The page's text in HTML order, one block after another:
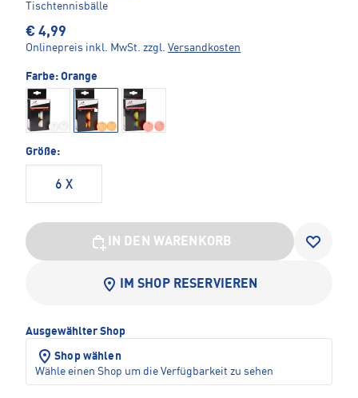
Tischtennisbälle
€ 4,99
Onlinepreis inkl. MwSt. zzgl. Versandkosten
Farbe: Orange
Größe:
6 X
IN DEN WARENKORB
IM SHOP RESERVIEREN
Ausgewählter Shop
Shop wählen
Wähle einen Shop um die Verfügbarkeit zu sehen